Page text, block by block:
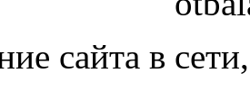
сайта в